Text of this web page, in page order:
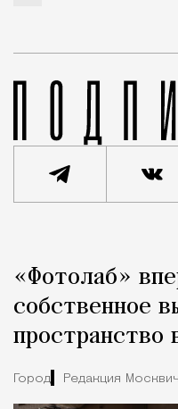
Город
«Фотолаб»
собственное
пространство
Город Редакция